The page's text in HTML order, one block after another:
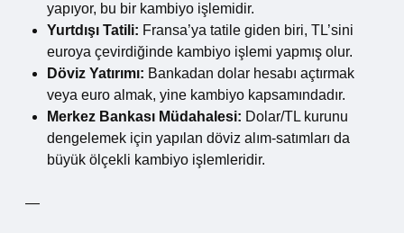
yapıyor, bu bir kambiyo işlemidir.
Yurtdışı Tatili: Fransa’ya tatile giden biri, TL’sini
euroya çevirdiğinde kambiyo işlemi yapmış olur.
Döviz Yatırımı: Bankadan dolar hesabı açtırmak
veya euro almak, yine kambiyo kapsamındadır.
Merkez Bankası Müdahalesi: Dolar/TL kurunu
dengelemek için yapılan döviz alım-satımları da
büyük ölçekli kambiyo işlemleridir.
—